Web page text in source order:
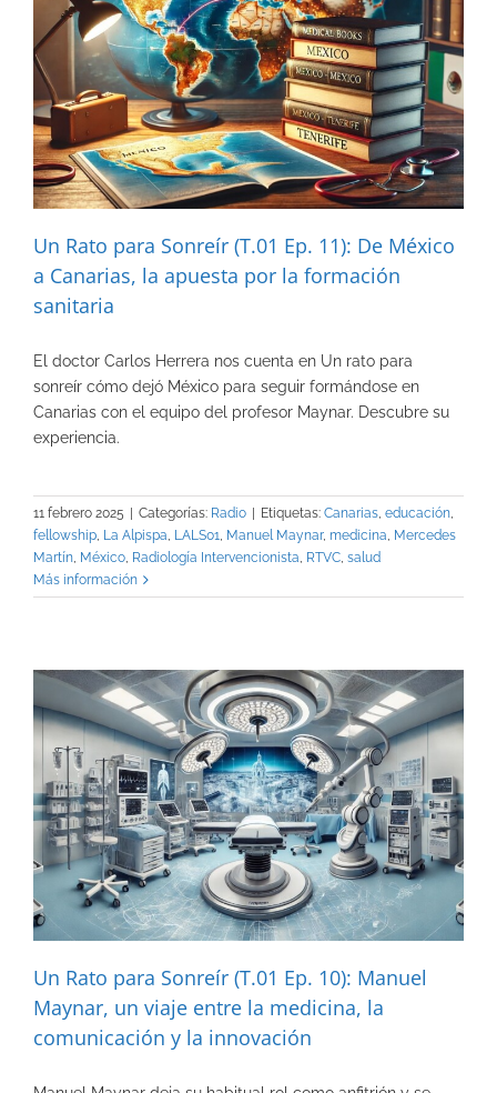
Un Rato para Sonreír (T.01 Ep. 11): De México
a Canarias, la apuesta por la formación
sanitaria
El doctor Carlos Herrera nos cuenta en Un rato para
sonreír cómo dejó México para seguir formándose en
Canarias con el equipo del profesor Maynar. Descubre su
experiencia.
11 febrero 2025 | Categorías: Radio | Etiquetas: Canarias educación
fellowship La Alpispa LALS01 Manuel Maynar, medicina Mercedes
Martín México Radiología Intervencionista RTVC salud
Más información
Un Rato para Sonreír (T.01 Ep. 10): Manuel
Maynar, un viaje entre la medicina, la
comunicación y la innovación